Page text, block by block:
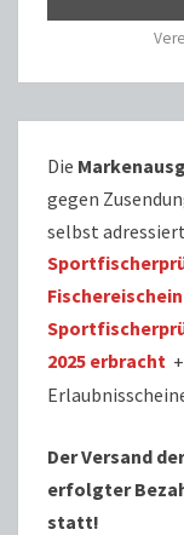
Die
gegen
selbst
2025 erbracht
Der Versand
erfolgter
statt!